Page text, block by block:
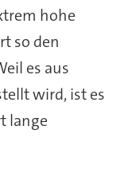
hohe
so den
es aus
wird, ist es
lange